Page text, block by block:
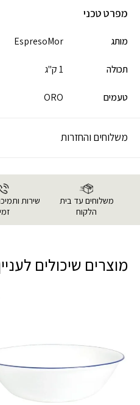
מפרט טכני
מותג EspresoMor
תכולה 1 ק"ג
טעמים ORO
משלוחים והחזרות
משלוחים עד בית
הלקוח
שירות
מוצרים שיכולים